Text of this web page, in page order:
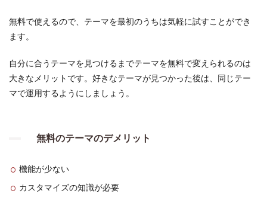
テーマ
Cocoon（コ
テーマ
2.3
移行
無料で使えるので、テーマを最初のうちは気軽に試すことができ
ます。
自分に合うテーマを見つけるまでテーマを無料で変えられるのは
大きなメリットです。好きなテーマが見つかった後は、同じテー
マで運用するようにしましょう。
無料のテーマのデメリット
機能が少ない
カスタマイズの知識が必要